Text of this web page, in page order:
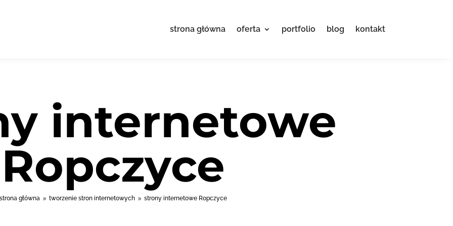
strona główna oferta portfolio blog kontakt
internetowe
Ropczyce
strona główna 9 tworzenie stron internetowych 9 strony internetowe Ropczyce